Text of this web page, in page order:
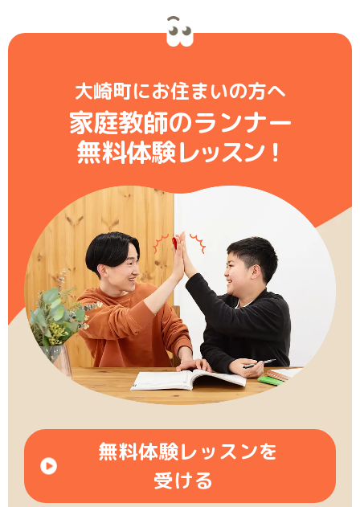
大崎町にお住まいの方へ
家庭教師のランナー
無料体験レッスン！
無料体験レッスンを
受ける